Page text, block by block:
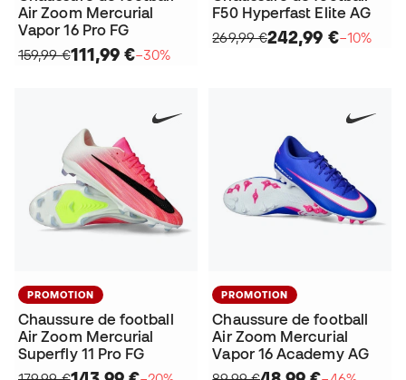
Air Zoom Mercurial
Vapor 16 Pro FG
159,99 €111,99 €−30%
F50 Hyperfast Elite AG
269,99 €242,99 €−10%
PROMOTION
Chaussure de football
Air Zoom Mercurial
Superfly 11 Pro FG
PROMOTION
Chaussure de football
Air Zoom Mercurial
Vapor 16 Academy AG